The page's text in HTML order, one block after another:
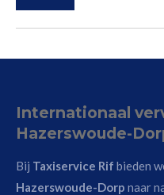
Internationaal
Hazerswoude-
Bij Taxiservice Rif bieden
Hazerswoude-Dorp naar